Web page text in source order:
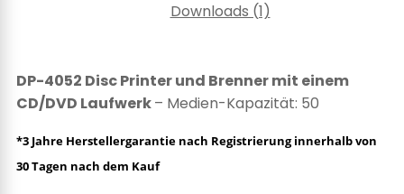
Downloads (1)
DP-4052 Disc Printer und Brenner mit einem
CD/DVD Laufwerk– Medien-Kapazität: 50
*3 Jahre Herstellergarantie nach Registrierung innerhalb von
30 Tagen nach dem Kauf